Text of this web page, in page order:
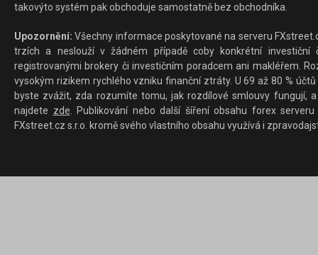
takovýto systém pak obchoduje samostatně bez obchodníka.
Upozornění: Všechny informace poskytované na serveru
trzích a neslouží v žádném případě coby konkrétní investiční
registrovanými brokery či investičním poradcem ani makléřem.
vysokým rizikem rychlého vzniku finanční ztráty. U 69 až 80 %
byste zvážit, zda rozumíte tomu, jak rozdílové smlouvy fungují,
najdete zde. Publikování nebo další šíření obsahu forex
FXstreet.cz s.r.o. kromě svého vlastního obsahu využívá i